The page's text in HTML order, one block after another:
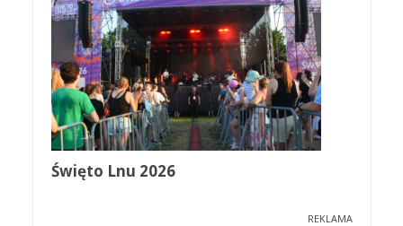
Święto Lnu 2026
REKLAMA